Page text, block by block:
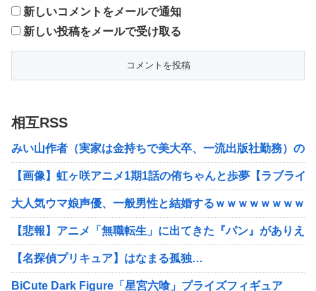
新しいコメントをメールで通知
新しい投稿をメールで受け取る
相互RSS
みい山作者（実家は金持ちで美大卒、一流出版社勤務）の
【画像】虹ヶ咲アニメ1期1話の侑ちゃんと歩夢【ラブライ
大人気ウマ娘声優、一般男性と結婚するｗｗｗｗｗｗｗｗ
【悲報】アニメ「無職転生」に出てきた『パン』がありえ
【名探偵プリキュア】はなまる孤独…
BiCute Dark Figure「星宮六喰」プライズフィギュア